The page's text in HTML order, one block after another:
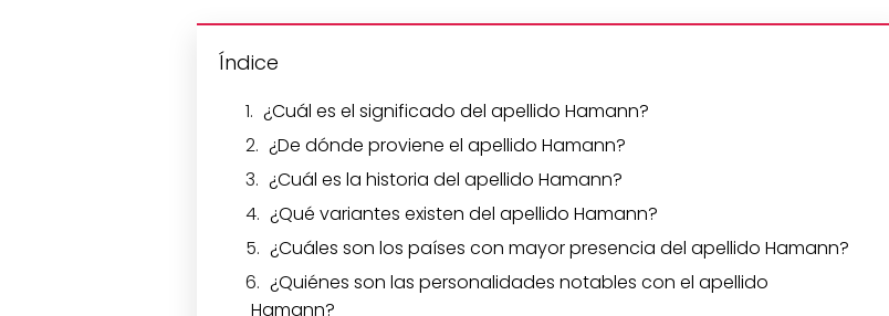
Índice
¿Cuál es el significado del apellido Hamann?
¿De dónde proviene el apellido Hamann?
¿Cuál es la historia del apellido Hamann?
¿Qué variantes existen del apellido Hamann?
¿Cuáles son los países con mayor presencia del apellido Hamann?
¿Quiénes son las personalidades notables con el apellido
Hamann?